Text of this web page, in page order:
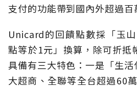
支付的功能帶到國內外超過百
Unicard的回饋點數採「玉
點等於1元」換算，除可折抵
具備有三大特色：一是「生
大超商、全聯等全台超過60